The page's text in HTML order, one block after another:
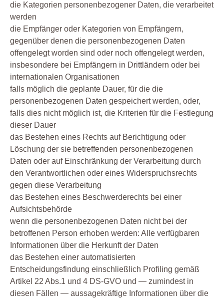
die Kategorien personenbezogener Daten, die verarbeitet
werden
die Empfänger oder Kategorien von Empfängern,
gegenüber denen die personenbezogenen Daten
offengelegt worden sind oder noch offengelegt werden,
insbesondere bei Empfängern in Drittländern oder bei
internationalen Organisationen
falls möglich die geplante Dauer, für die die
personenbezogenen Daten gespeichert werden, oder,
falls dies nicht möglich ist, die Kriterien für die Festlegung
dieser Dauer
das Bestehen eines Rechts auf Berichtigung oder
Löschung der sie betreffenden personenbezogenen
Daten oder auf Einschränkung der Verarbeitung durch
den Verantwortlichen oder eines Widerspruchsrechts
gegen diese Verarbeitung
das Bestehen eines Beschwerderechts bei einer
Aufsichtsbehörde
wenn die personenbezogenen Daten nicht bei der
betroffenen Person erhoben werden: Alle verfügbaren
Informationen über die Herkunft der Daten
das Bestehen einer automatisierten
Entscheidungsfindung einschließlich Profiling gemäß
Artikel 22 Abs.1 und 4 DS-GVO und — zumindest in
diesen Fällen — aussagekräftige Informationen über die